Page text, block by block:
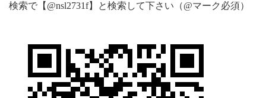
検索で【@nsl2731f】と検索して下さい（@マーク必須）